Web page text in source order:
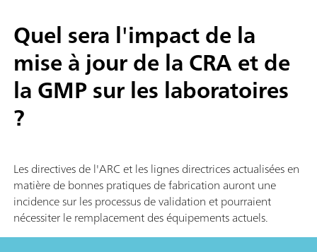
Quel sera l'impact de la
mise à jour de la CRA et de
la GMP sur les laboratoires
?
Les directives de l'ARC et les lignes directrices actualisées en
matière de bonnes pratiques de fabrication auront une
incidence sur les processus de validation et pourraient
nécessiter le remplacement des équipements actuels.